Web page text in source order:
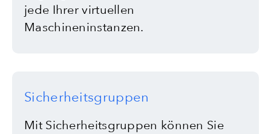
jede Ihrer virtuellen
Maschineninstanzen.
Sicherheitsgruppen
Mit Sicherheitsgruppen können Sie